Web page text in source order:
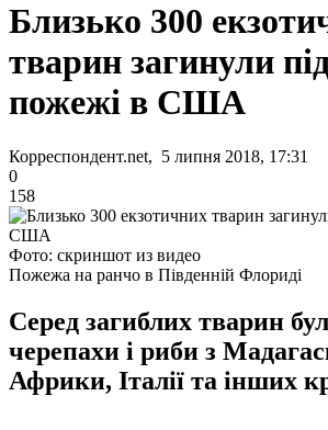
Близько 300
тварин загинули
пожежі в США
Корреспондент.net, 5 липня 2018, 17:31
0
158
Фото: скриншот из видео
Пожежа на ранчо в Південній Флориді
Серед загиблих тварин
черепахи і риби з
Африки, Італії та інших